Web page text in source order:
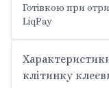
Готівкою при
LiqPay
клітинку